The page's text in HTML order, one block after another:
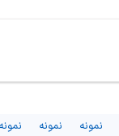
نمونه
نمونه
نمونه